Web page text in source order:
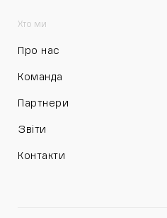
Хто ми
Про нас
Команда
Партнери
Звіти
Контакти